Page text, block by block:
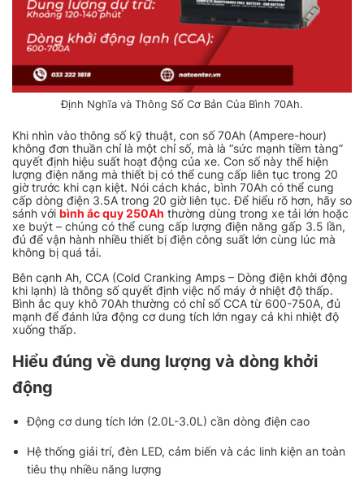
Định Nghĩa và Thông Số Cơ Bản Của Bình 70Ah.
Khi nhìn vào thông số kỹ thuật, con số 70Ah (Ampere-hour)
không đơn thuần chỉ là một chỉ số, mà là “sức mạnh tiềm tàng”
quyết định hiệu suất hoạt động của xe. Con số này thể hiện
lượng điện năng mà thiết bị có thể cung cấp liên tục trong 20
giờ trước khi cạn kiệt. Nói cách khác, bình 70Ah có thể cung
cấp dòng điện 3.5A trong 20 giờ liên tục. Để hiểu rõ hơn, hãy so
sánh với bình ắc quy 250Ah thường dùng trong xe tải lớn hoặc
xe buýt – chúng có thể cung cấp lượng điện năng gấp 3.5 lần,
đủ để vận hành nhiều thiết bị điện công suất lớn cùng lúc mà
không bị quá tải.
Bên cạnh Ah, CCA (Cold Cranking Amps – Dòng điện khởi động
khi lạnh) là thông số quyết định việc nổ máy ở nhiệt độ thấp.
Bình ắc quy khô 70Ah thường có chỉ số CCA từ 600-750A, đủ
mạnh để đánh lửa động cơ dung tích lớn ngay cả khi nhiệt độ
xuống thấp.
Hiểu đúng về dung lượng và dòng khởi
động
Động cơ dung tích lớn (2.0L-3.0L) cần dòng điện cao
Hệ thống giải trí, đèn LED, cảm biến và các linh kiện an toàn
tiêu thụ nhiều năng lượng